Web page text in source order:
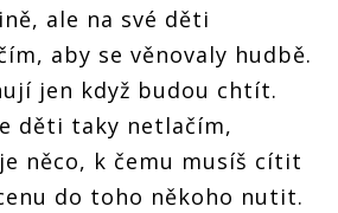
ale na své děti
aby se věnovaly hudbě.
jen když budou chtít.
děti taky netlačím,
něco, k čemu musíš cítit
do toho někoho nutit.